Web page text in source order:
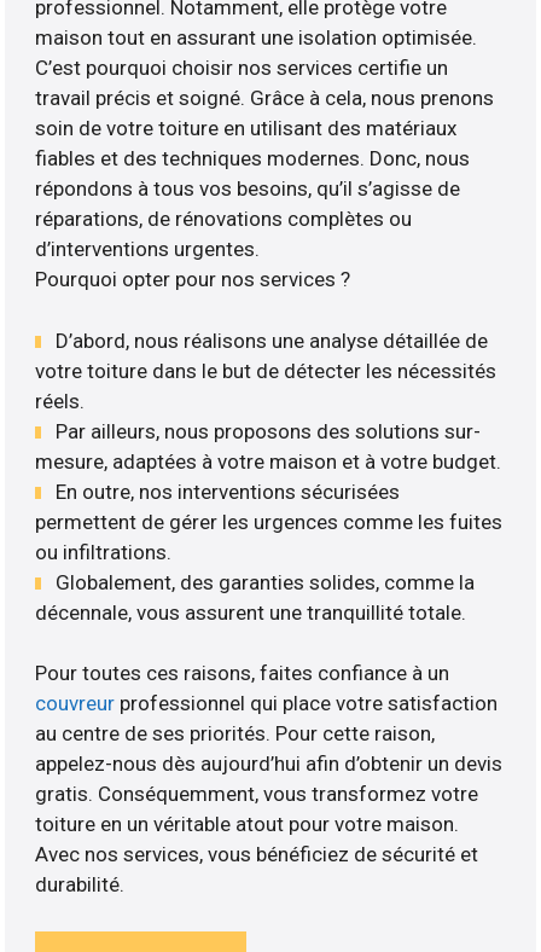
professionnel. Notamment, elle protège votre
maison tout en assurant une isolation optimisée.
C’est pourquoi choisir nos services certifie un
travail précis et soigné. Grâce à cela, nous prenons
soin de votre toiture en utilisant des matériaux
fiables et des techniques modernes. Donc, nous
répondons à tous vos besoins, qu’il s’agisse de
réparations, de rénovations complètes ou
d’interventions urgentes.
Pourquoi opter pour nos services ?
D’abord, nous réalisons une analyse détaillée de
votre toiture dans le but de détecter les nécessités
réels.
Par ailleurs, nous proposons des solutions sur-
mesure, adaptées à votre maison et à votre budget.
En outre, nos interventions sécurisées
permettent de gérer les urgences comme les fuites
ou infiltrations.
Globalement, des garanties solides, comme la
décennale, vous assurent une tranquillité totale.
Pour toutes ces raisons, faites confiance à un
couvreur professionnel qui place votre satisfaction
au centre de ses priorités. Pour cette raison,
appelez-nous dès aujourd’hui afin d’obtenir un devis
gratis. Conséquemment, vous transformez votre
toiture en un véritable atout pour votre maison.
Avec nos services, vous bénéficiez de sécurité et
durabilité.